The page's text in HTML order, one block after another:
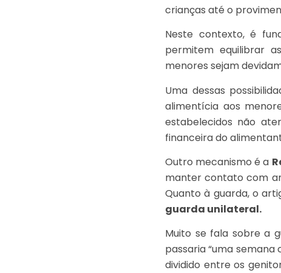
crianças até o
Neste contexto, é
permitem equilibrar
menores sejam
Uma dessas
alimentícia aos
estabelecidos não
financeira do
Outro mecanismo é a
manter contato com
Quanto à guarda, o
guarda unilateral.
Muito se fala sobre a
passaria “uma
dividido entre os